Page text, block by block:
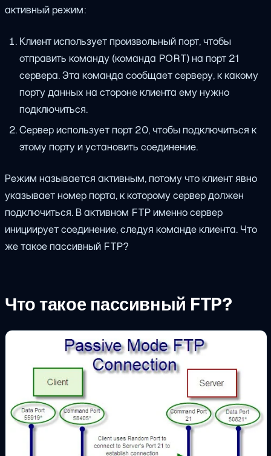
активный режим:
Клиент использует произвольный порт, чтобы
отправить команду (команда PORT) на порт 21
сервера. Эта команда сообщает серверу, к какому
порту данных на стороне клиента ему нужно
подключиться.
Сервер использует порт 20, чтобы подключиться к
этому порту и установить соединение.
Режим называется активным, потому что клиент явно
указывает номер порта, к которому сервер должен
подключиться. В активном FTP именно сервер
инициирует соединение, следуя команде клиента. Что
же такое пассивный FTP?
Что такое пассивный FTP?